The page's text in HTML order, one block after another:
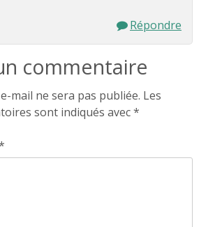
Répondre
commentaire
mail ne sera pas publiée. Les
sont indiqués avec*